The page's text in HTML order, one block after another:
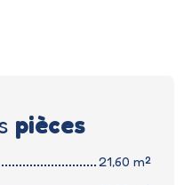
pièces
21,60 m²